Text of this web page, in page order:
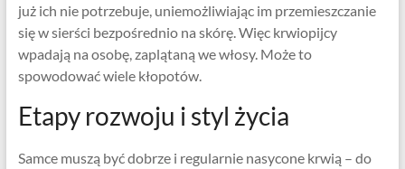
już ich nie potrzebuje, uniemożliwiając im przemieszczanie
się w sierści bezpośrednio na skórę. Więc krwiopijcy
wpadają na osobę, zaplątaną we włosy. Może to
spowodować wiele kłopotów.
Etapy rozwoju i styl życia
Samce muszą być dobrze i regularnie nasycone krwią – do